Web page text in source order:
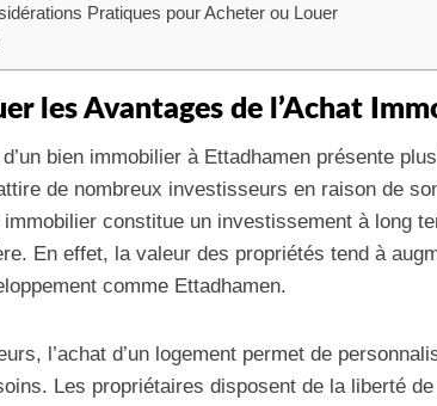
Pratiques pour Acheter ou Louer
les Avantages de l’Achat
d’un bien immobilier à Ettadhamen présente
de nombreux investisseurs en raison de
immobilier constitue un investissement à long
En effet, la valeur des propriétés tend à
comme Ettadhamen.
l’achat d’un logement permet de
Les propriétaires disposent de la liberté